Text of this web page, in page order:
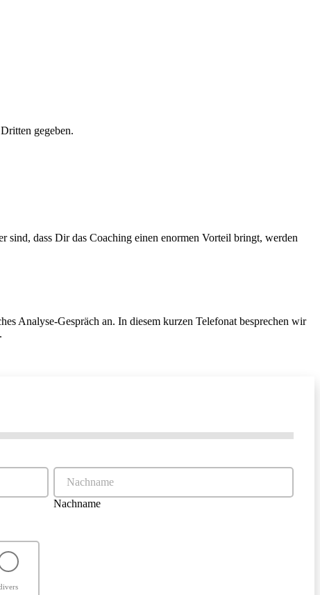
gegeben.
dass Dir das Coaching einen enormen Vorteil bringt, werden
Analyse-Gespräch an. In diesem kurzen Telefonat besprechen wir
Nachname